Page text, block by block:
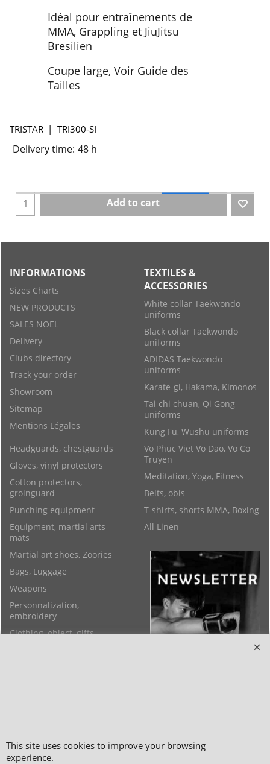
Idéal pour entraînements de
MMA, Grappling et JiuJitsu
Bresilien
Coupe large, Voir Guide des
Tailles
TRISTAR TRI300-SI
Delivery time: 48 h
Add to cart
INFORMATIONS
Sizes Charts
NEW PRODUCTS
SALES NOEL
Delivery
Clubs directory
Track your order
Showroom
Sitemap
Mentions Légales
TEXTILES &
ACCESSORIES
White collar Taekwondo
uniforms
Black collar Taekwondo
uniforms
ADIDAS Taekwondo
uniforms
Karate-gi, Hakama, Kimonos
Tai chi chuan, Qi Gong
uniforms
Kung Fu, Wushu uniforms
Vo Phuc Viet Vo Dao, Vo Co
Truyen
Meditation, Yoga, Fitness
Belts, obis
T-shirts, shorts MMA, Boxing
All Linen
Headguards, chestguards
Gloves, vinyl protectors
Cotton protectors,
groinguard
Punching equipment
Equipment, martial arts
mats
Martial art shoes, Zoories
Bags, Luggage
Weapons
Personnalization,
embroidery
Clothing, object, gifts
This site uses cookies to improve your browsing
experience.